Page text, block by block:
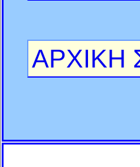
ΑΡΧΙΚΗ